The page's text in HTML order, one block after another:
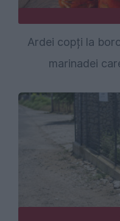
Ardei copți la
marinadei